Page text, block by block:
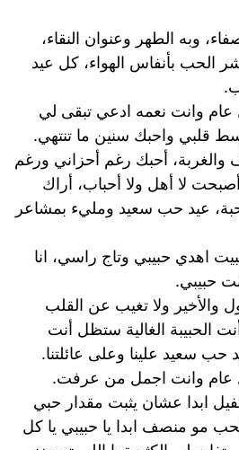
وبه الطهر وعنوان النقاء،
الحب بأنفاس الهواء، كل عيد
وانت نعمه ادعي تبقى لي
قلبي واحبك سنين ما تنتهي.
‏أحبك رغم أحزاني ‏ورغم
لا أهل ولا أحباب، ‏أراك
عيد حب سعيد ومليء بمشاعر
اهدي حبيبي وتاج راسي، انا
حبيبي.
والأخير ولا تغيب عن القلب
الحبيبة الغالية ستظل أنت
سعيد علينا وعلى عائلتنا.
عام وانت اجمل من عرفت.
ابدا عشان يثبت مقدار حبي
مو منصف ابدا يا حبيبي يا كل